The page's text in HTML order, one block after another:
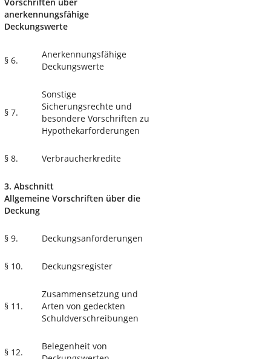
Vorschriften über
anerkennungsfähige
Deckungswerte
§ 6.
Anerkennungsfähige
Deckungswerte
§ 7.
Sonstige
Sicherungsrechte und
besondere Vorschriften zu
Hypothekarforderungen
§ 8. Verbraucherkredite
3. Abschnitt
Allgemeine Vorschriften über die
Deckung
§ 9. Deckungsanforderungen
§ 10. Deckungsregister
§ 11.
Zusammensetzung und
Arten von gedeckten
Schuldverschreibungen
§ 12.
Belegenheit von